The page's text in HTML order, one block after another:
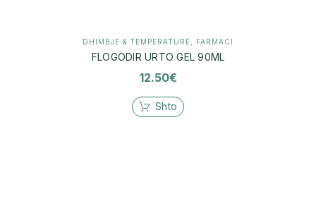
DHIMBJE & TEMPERATURË FARMACI
FLOGODIR URTO GEL 90ML
12.50€
Shto